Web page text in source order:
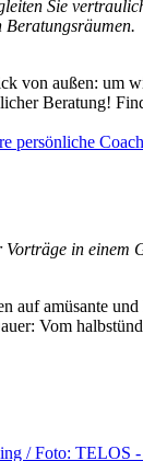
Sie
Beratungsräumen.
von außen: um
Beratung!
persönliche
in einem
auf amüsante
Vom